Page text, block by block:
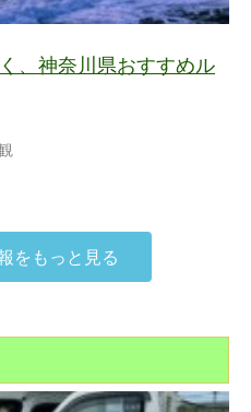
、神奈川県おすすめル
をもっと見る